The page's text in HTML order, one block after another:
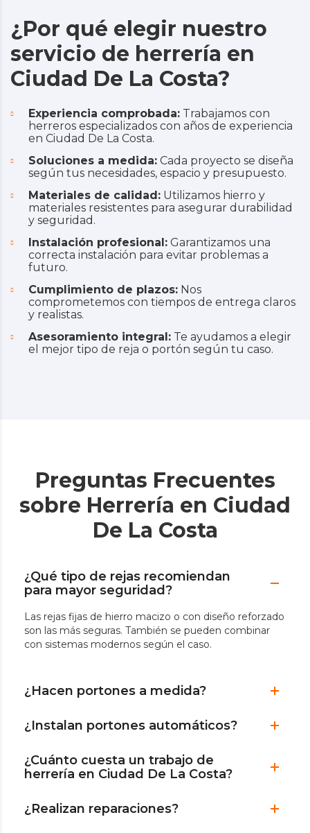
¿Por qué elegir nuestro
servicio de herrería en
Ciudad De La Costa?
Experiencia comprobada: Trabajamos con
herreros especializados con años de experiencia
en Ciudad De La Costa.
Soluciones a medida: Cada proyecto se diseña
según tus necesidades, espacio y presupuesto.
Materiales de calidad: Utilizamos hierro y
materiales resistentes para asegurar durabilidad
y seguridad.
Instalación profesional: Garantizamos una
correcta instalación para evitar problemas a
futuro.
Cumplimiento de plazos: Nos
comprometemos con tiempos de entrega claros
y realistas.
Asesoramiento integral: Te ayudamos a elegir
el mejor tipo de reja o portón según tu caso.
Preguntas Frecuentes
sobre Herrería en Ciudad
De La Costa
¿Qué tipo de rejas recomiendan
para mayor seguridad?
Las rejas fijas de hierro macizo o con diseño reforzado
son las más seguras. También se pueden combinar
con sistemas modernos según el caso.
¿Hacen portones a medida?
¿Instalan portones automáticos?
¿Cuánto cuesta un trabajo de
herrería en Ciudad De La Costa?
¿Realizan reparaciones?